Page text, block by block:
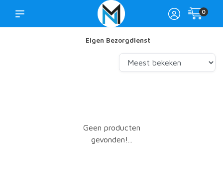
0
Eigen Bezorgdienst
Geen producten
gevonden!...